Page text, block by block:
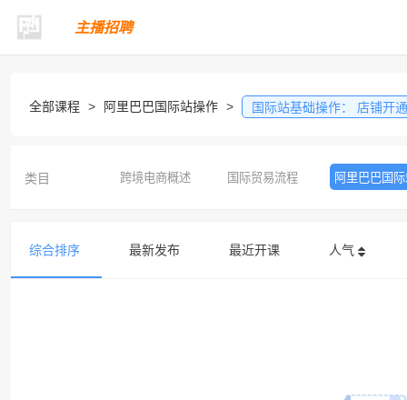
主播招聘
全部课程 > 阿里巴巴国际站操作 > 国际站基础操作： 店铺开通
类目 跨境电商概述 国际贸易流程 阿里巴巴国
综合排序 最新发布 最近开课 人气